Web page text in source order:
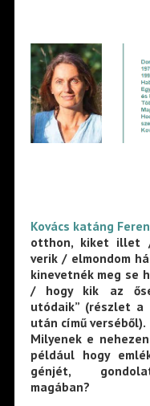
Kovács katáng
otthon, kiket illet
verik / elmondom
kinevetnék meg se
/ hogy kik az
utódaik” (részlet a
után című verséből).
Milyenek e
például hogy
génjét,
magában?